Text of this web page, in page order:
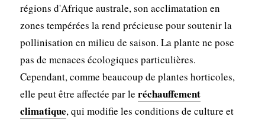
régions d'Afrique australe, son acclimatation en
zones tempérées la rend précieuse pour soutenir la
pollinisation en milieu de saison. La plante ne pose
pas de menaces écologiques particulières.
Cependant, comme beaucoup de plantes horticoles,
elle peut être affectée par le réchauffement
climatique, qui modifie les conditions de culture et